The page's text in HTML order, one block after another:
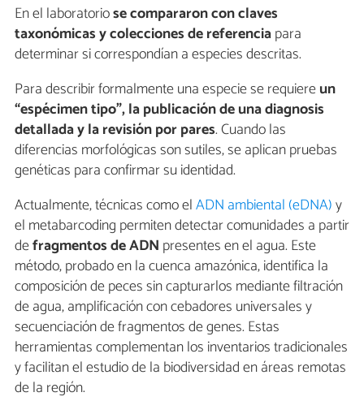
En el laboratoriose compararon con claves
taxonómicas y colecciones de referenciapara
determinar si correspondían a especies descritas.
Para describir formalmente una especie se requiereun
“espécimen tipo”, la publicación de una diagnosis
detallada y la revisión por pares. Cuando las
diferencias morfológicas son sutiles, se aplican pruebas
genéticas para confirmar su identidad.
Actualmente, técnicas como elADN ambiental (eDNA)y
el metabarcoding permiten detectar comunidades a partir
defragmentos de ADN presentes en el agua. Este
método, probado en la cuenca amazónica, identifica la
composición de peces sin capturarlos mediante filtración
de agua, amplificación con cebadores universales y
secuenciación de fragmentos de genes. Estas
herramientas complementan los inventarios tradicionales
y facilitan el estudio de la biodiversidad en áreas remotas
de la región.